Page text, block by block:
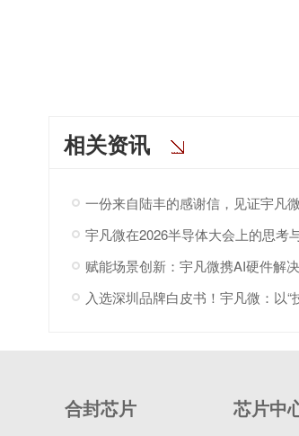
相关资讯
宇凡微在2026半导体大会上的思考
合封芯片 芯片中